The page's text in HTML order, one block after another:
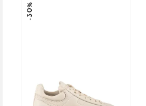
-30%